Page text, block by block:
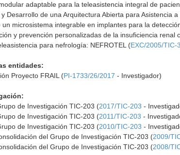
adaptable para la teleasistencia integral de
Desarrollo de una Arquitectura Abierta para Asistencia
un microsistema integrable en implantes para la
y prevención personalizadas de la insuficiencia renal
para nefrología: NEFROTEL (EXC/2005/TIC-
entidades:
Proyecto FRAIL (PI-1733/26/2017 - Investigador)
de Investigación TIC-203 (2017/TIC-203 -
de Investigación TIC-203 (2011/TIC-203 -
de Investigación TIC-203 (2010/TIC-203 -
del Grupo de Investigación TIC-203 (2009/
del Grupo de Investigación TIC-203 (2008/